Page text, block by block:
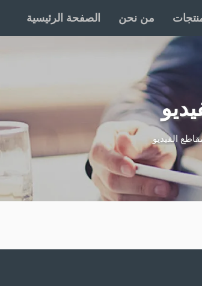
الصفحة الرئيسية من نحن
الفيديو